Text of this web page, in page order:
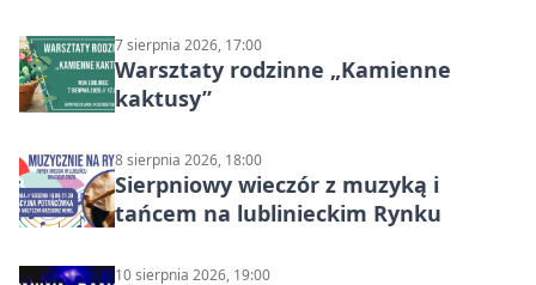
7 sierpnia 2026, 17:00
Warsztaty rodzinne „Kamienne
kaktusy”
8 sierpnia 2026, 18:00
Sierpniowy wieczór z muzyką i
tańcem na lublinieckim Rynku
10 sierpnia 2026, 19:00